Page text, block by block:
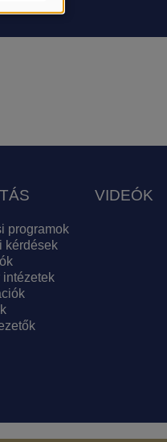
programok
kérdések
intézetek
VIDEÓK